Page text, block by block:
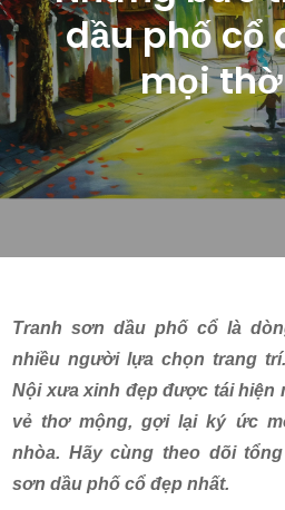
dầu phố cổ
mọi
Tranh sơn dầu phố cổ là
nhiều người lựa chọn trang
Nội xưa xinh đẹp được tái hiện
vẻ thơ mộng, gợi lại ký ức
nhòa. Hãy cùng theo dõi
sơn dầu phố cổ đẹp nhất.